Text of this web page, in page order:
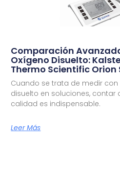
Comparación
Oxígeno Disuelto:
Thermo Scientific Orion
Cuando se trata de medir
disuelto en soluciones, contar
calidad es indispensable.
Leer Más